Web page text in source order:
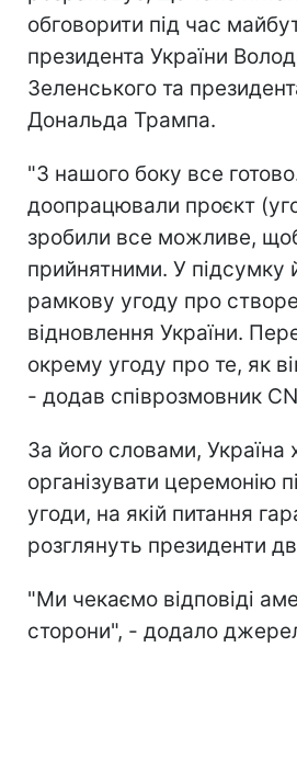
обговорити під час
президента України
Зеленського та
Дональда Трампа.
"З нашого боку все
доопрацювали проєкт
зробили все можливе,
прийнятними. У підсумку
рамкову угоду про
відновлення України.
окрему угоду про те, як
- додав співрозмовник
За його словами, Україна
організувати церемонію
угоди, на якій питання
розглянуть президенти
"Ми чекаємо відповіді
сторони", - додало